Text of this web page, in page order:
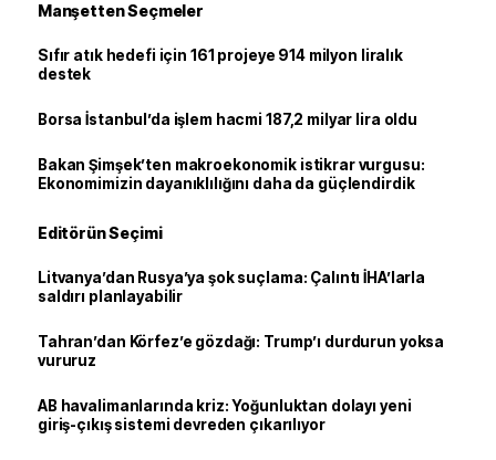
Manşetten Seçmeler
Sıfır atık hedefi için 161 projeye 914 milyon liralık
destek
Borsa İstanbul’da işlem hacmi 187,2 milyar lira oldu
Bakan Şimşek’ten makroekonomik istikrar vurgusu:
Ekonomimizin dayanıklılığını daha da güçlendirdik
Editörün Seçimi
Litvanya’dan Rusya’ya şok suçlama: Çalıntı İHA’larla
saldırı planlayabilir
Tahran’dan Körfez’e gözdağı: Trump’ı durdurun yoksa
vururuz
AB havalimanlarında kriz: Yoğunluktan dolayı yeni
giriş-çıkış sistemi devreden çıkarılıyor